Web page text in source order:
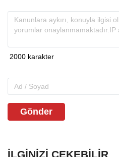
Gönder
İLGINIZI ÇEKEBILIR